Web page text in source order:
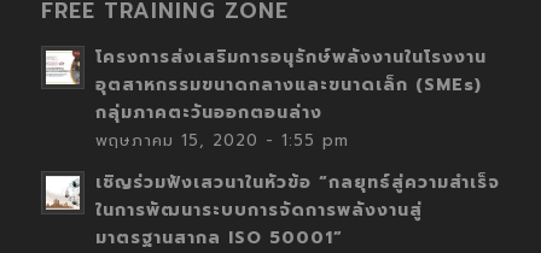
FREE TRAINING ZONE
โครงการส่งเสริมการอนุรักษ์พลังงานในโรงงาน
อุตสาหกรรมขนาดกลางและขนาดเล็ก (SMEs)
กลุ่มภาคตะวันออกตอนล่าง
พฤษภาคม 15, 2020 - 1:55 pm
เชิญร่วมฟังเสวนาในหัวข้อ “กลยุทธ์สู่ความสำเร็จ
ในการพัฒนาระบบการจัดการพลังงานสู่
มาตรฐานสากล ISO 50001”